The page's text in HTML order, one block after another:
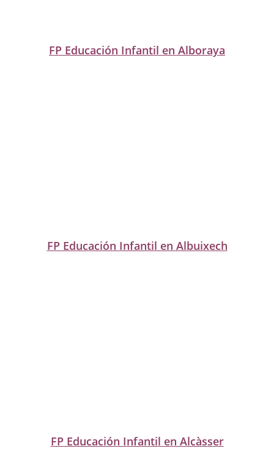
FP Educación Infantil en Alboraya
FP Educación Infantil en Albuixech
FP Educación Infantil en Alcàsser